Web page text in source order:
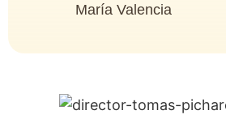
María Valencia